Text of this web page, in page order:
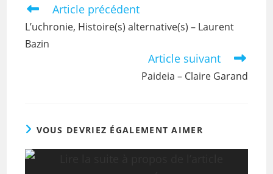
Article précédent
L’uchronie, Histoire(s) alternative(s) – Laurent
Bazin
Article suivant
Paideia – Claire Garand
VOUS DEVRIEZ ÉGALEMENT AIMER